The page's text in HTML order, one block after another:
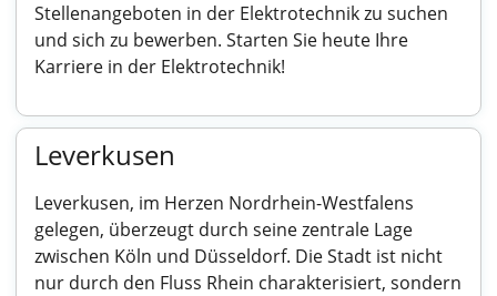
Stellenangeboten in der Elektrotechnik zu suchen
und sich zu bewerben. Starten Sie heute Ihre
Karriere in der Elektrotechnik!
Leverkusen
Leverkusen, im Herzen Nordrhein-Westfalens
gelegen, überzeugt durch seine zentrale Lage
zwischen Köln und Düsseldorf. Die Stadt ist nicht
nur durch den Fluss Rhein charakterisiert, sondern